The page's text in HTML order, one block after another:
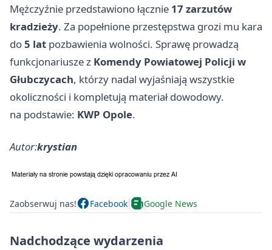
Mężczyźnie przedstawiono łącznie 17 zarzutów
kradzieży. Za popełnione przestępstwa grozi mu kara
do5 lat pozbawienia wolności. Sprawę prowadzą
funkcjonariusze z Komendy Powiatowej Policji w
Głubczycach, którzy nadal wyjaśniają wszystkie
okoliczności i kompletują materiał dowodowy.
na podstawie: KWP Opole.
Autor:krystian
Zaobserwuj nas! Facebook Google News
Nadchodzące wydarzenia